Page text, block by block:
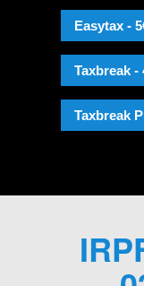
Easytax -
Taxbreak -
Taxbreak